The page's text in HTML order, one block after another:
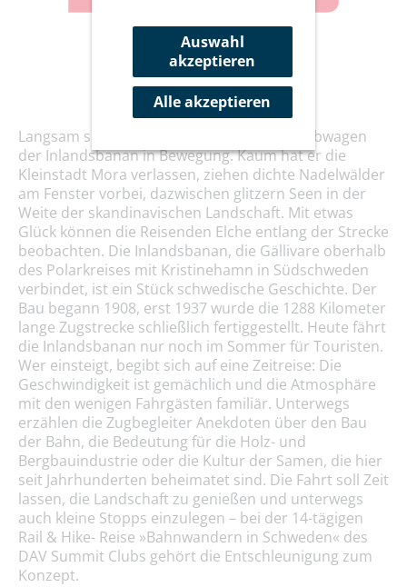
Langsam setzt sich der rot-weiße Dieseltriebwagen
der Inlandsbanan in Bewegung. Kaum hat er die
Kleinstadt Mora verlassen, ziehen dichte Nadelwälder
am Fenster vorbei, dazwischen glitzern Seen in der
Weite der skandinavischen Landschaft. Mit etwas
Glück können die Reisenden Elche entlang der Strecke
beobachten. Die Inlandsbanan, die Gällivare oberhalb
des Polarkreises mit Kristinehamn in Südschweden
verbindet, ist ein Stück schwedische Geschichte. Der
Bau begann 1908, erst 1937 wurde die 1288 Kilometer
lange Zugstrecke schließlich fertiggestellt. Heute fährt
die Inlandsbanan nur noch im Sommer für Touristen.
Wer einsteigt, begibt sich auf eine Zeitreise: Die
Geschwindigkeit ist gemächlich und die Atmosphäre
mit den wenigen Fahrgästen familiär. Unterwegs
erzählen die Zugbegleiter Anekdoten über den Bau
der Bahn, die Bedeutung für die Holz- und
Bergbauindustrie oder die Kultur der Samen, die hier
seit Jahrhunderten beheimatet sind. Die Fahrt soll Zeit
lassen, die Landschaft zu genießen und unterwegs
auch kleine Stopps einzulegen – bei der 14-tägigen
Rail & Hike- Reise »Bahnwandern in Schweden« des
DAV Summit Clubs gehört die Entschleunigung zum
Konzept.
Auswahl
akzeptieren
Alle akzeptieren